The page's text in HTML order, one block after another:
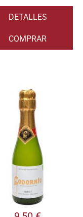
DETALLES
COMPRAR